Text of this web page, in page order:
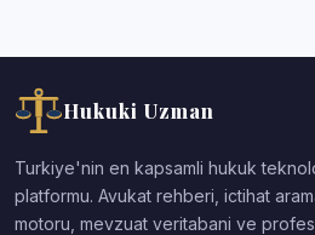
Hukuki Uzman
Turkiye'nin en kapsamli hukuk
platformu. Avukat rehberi, ictihat
motoru, mevzuat veritabani ve